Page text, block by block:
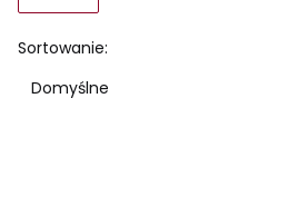
Lista produktów
Sortowanie:
Domyślne